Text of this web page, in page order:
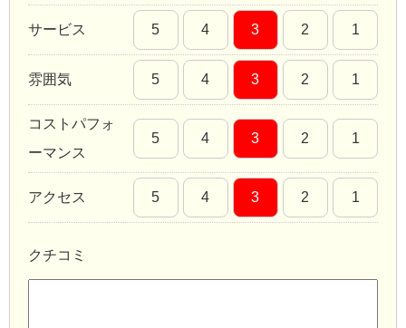
サービス 5 4 3 2 1
雰囲気 5 4 3 2 1
コストパフォ
ーマンス
5 4 3 2 1
アクセス 5 4 3 2 1
クチコミ